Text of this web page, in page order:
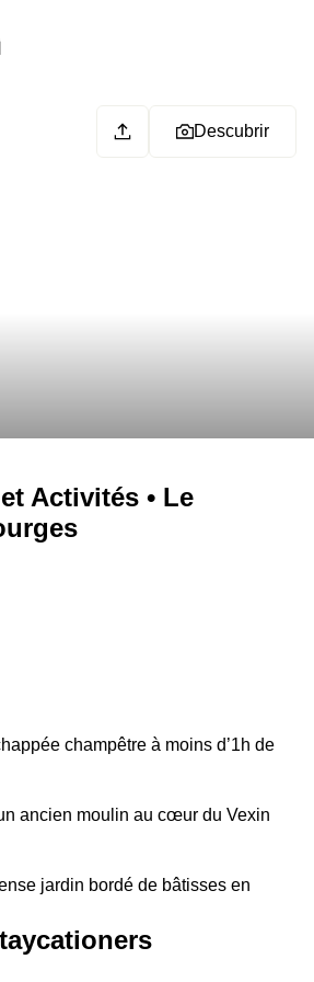
Descubrir
Activités • Le
champêtre à moins d’1h de
un ancien moulin au cœur du Vexin
jardin bordé de bâtisses en
pique-nique et partir dans la